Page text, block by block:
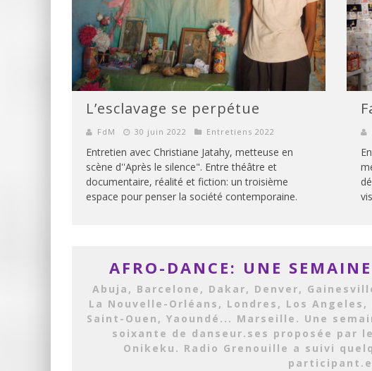
L’esclavage se perpétue
FdM 30 juin 2022 Entretiens 2022
Entretien avec Christiane Jatahy, metteuse en
scène d''Après le silence". Entre théâtre et
documentaire, réalité et fiction: un troisième
espace pour penser la société contemporaine.
AFRO-DANCE: UNE
Abuja, Barcelone, Dakar, Denver,
La Nouvelle-Orléans, Londres, Los
Saint-Ouen, Yaoundé... Marseille. Une
soixante de danseur.ses proposée par
Onikeku. Radio Grenouille a suivi